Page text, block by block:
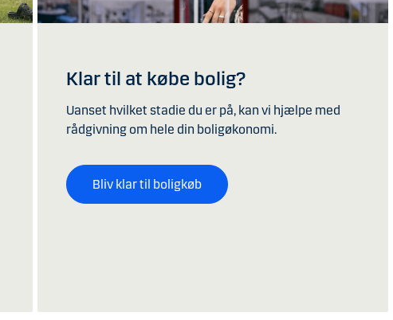
Klar til at købe bolig?
Uanset hvilket stadie du er på, kan vi hjælpe med
rådgivning om hele din boligøkonomi.
Bliv klar til boligkøb